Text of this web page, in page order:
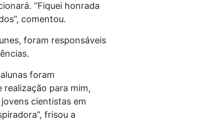
“Fiquei honrada
comentou.
foram responsáveis
foram
realização para mim,
cientistas em
frisou a